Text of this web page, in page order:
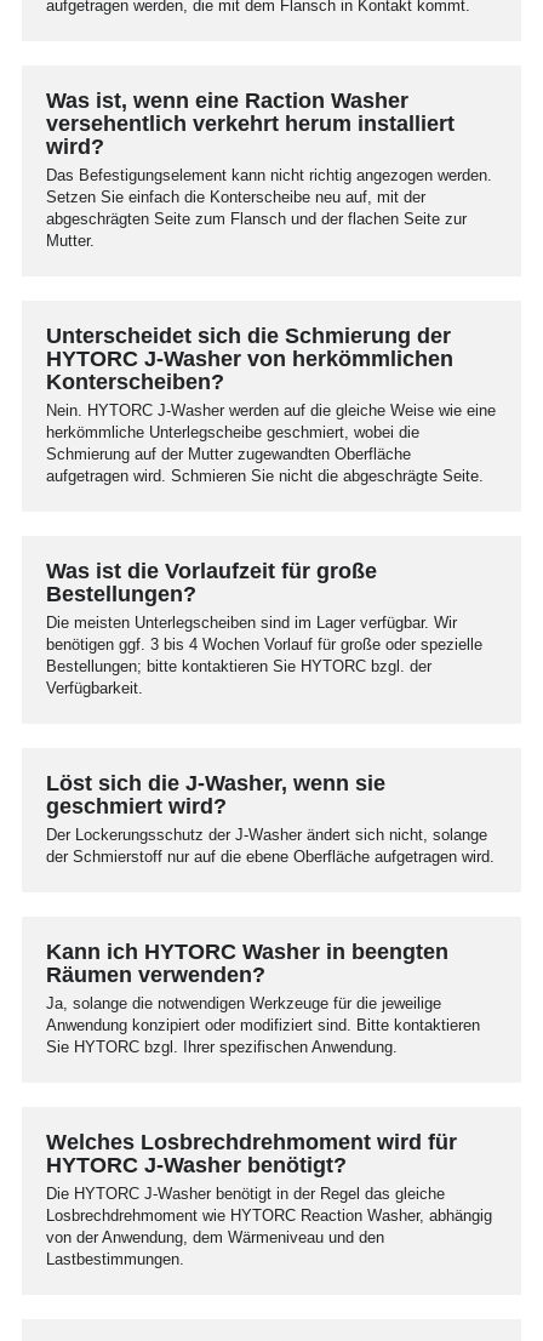
aufgetragen werden, die mit dem Flansch in Kontakt kommt.
Was ist, wenn eine Raction Washer
versehentlich verkehrt herum installiert
wird?
Das Befestigungselement kann nicht richtig angezogen werden.
Setzen Sie einfach die Konterscheibe neu auf, mit der
abgeschrägten Seite zum Flansch und der flachen Seite zur
Mutter.
Unterscheidet sich die Schmierung der
HYTORC J-Washer von herkömmlichen
Konterscheiben?
Nein. HYTORC J-Washer werden auf die gleiche Weise wie eine
herkömmliche Unterlegscheibe geschmiert, wobei die
Schmierung auf der Mutter zugewandten Oberfläche
aufgetragen wird. Schmieren Sie nicht die abgeschrägte Seite.
Was ist die Vorlaufzeit für große
Bestellungen?
Die meisten Unterlegscheiben sind im Lager verfügbar. Wir
benötigen ggf. 3 bis 4 Wochen Vorlauf für große oder spezielle
Bestellungen; bitte kontaktieren Sie HYTORC bzgl. der
Verfügbarkeit.
Löst sich die J-Washer, wenn sie
geschmiert wird?
Der Lockerungsschutz der J-Washer ändert sich nicht, solange
der Schmierstoff nur auf die ebene Oberfläche aufgetragen wird.
Kann ich HYTORC Washer in beengten
Räumen verwenden?
Ja, solange die notwendigen Werkzeuge für die jeweilige
Anwendung konzipiert oder modifiziert sind. Bitte kontaktieren
Sie HYTORC bzgl. Ihrer spezifischen Anwendung.
Welches Losbrechdrehmoment wird für
HYTORC J-Washer benötigt?
Die HYTORC J-Washer benötigt in der Regel das gleiche
Losbrechdrehmoment wie HYTORC Reaction Washer, abhängig
von der Anwendung, dem Wärmeniveau und den
Lastbestimmungen.